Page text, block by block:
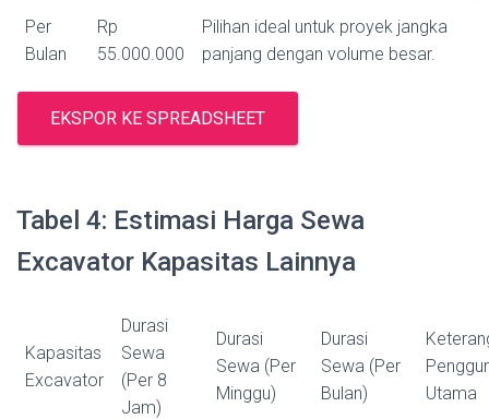
Per
Bulan
Rp
55.000.000
Pilihan ideal untuk proyek jangka
panjang dengan volume besar.
EKSPOR KE SPREADSHEET
Tabel 4: Estimasi Harga Sewa
Excavator Kapasitas Lainnya
Kapasitas
Excavator
Durasi
Sewa
(Per 8
Jam)
Durasi
Sewa (Per
Minggu)
Durasi
Sewa (Per
Bulan)
Utama